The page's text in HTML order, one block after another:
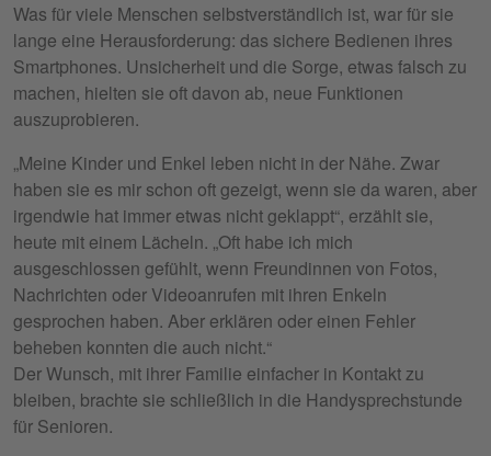
Was für viele Menschen selbstverständlich ist, war für sie
lange eine Herausforderung: das sichere Bedienen ihres
Smartphones. Unsicherheit und die Sorge, etwas falsch zu
machen, hielten sie oft davon ab, neue Funktionen
auszuprobieren.
„Meine Kinder und Enkel leben nicht in der Nähe. Zwar
haben sie es mir schon oft gezeigt, wenn sie da waren, aber
irgendwie hat immer etwas nicht geklappt“, erzählt sie,
heute mit einem Lächeln. „Oft habe ich mich
ausgeschlossen gefühlt, wenn Freundinnen von Fotos,
Nachrichten oder Videoanrufen mit ihren Enkeln
gesprochen haben. Aber erklären oder einen Fehler
beheben konnten die auch nicht.“
Der Wunsch, mit ihrer Familie einfacher in Kontakt zu
bleiben, brachte sie schließlich in die Handysprechstunde
für Senioren.